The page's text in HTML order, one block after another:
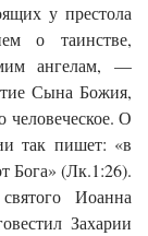
у престола
о таинстве,
ангелам, —
Сына Божия,
человеческое. О
так пишет: «в
Бога» (Лк.1:26).
Иоанна
Захарии